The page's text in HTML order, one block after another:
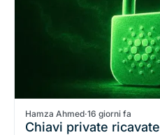
Hamza Ahmed·16 giorni fa
Chiavi private